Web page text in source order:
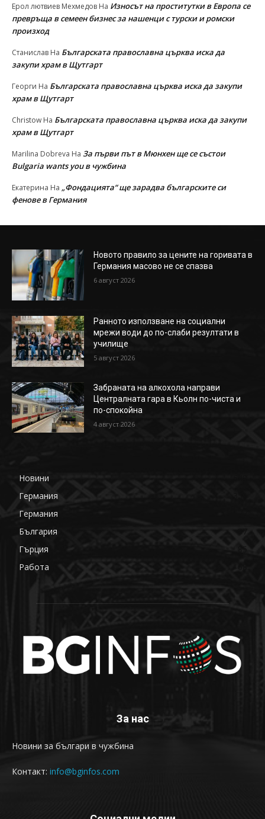
Ерол лютвиев Мехмедов На Износът на проститутки в Европа се
превръща в семеен бизнес за нашенци с турски и ромски
произход
Станислав На Българската православна църква иска да
закупи храм в Щутгарт
Георги На Българската православна църква иска да закупи
храм в Щутгарт
Christow На Българската православна църква иска да закупи
храм в Щутгарт
Marilina Dobreva На За първи път в Мюнхен ще се състои
Bulgaria wants you в чужбина
Екатерина На „Фондацията“ ще зарадва българските си
фенове в Германия
Новото правило за цените на горивата в
Германия масово не се спазва
6 август 2026
Ранното използване на социални
мрежи води до по-слаби резултати в
училище
5 август 2026
Забраната на алкохола направи
Централната гара в Кьолн по-чиста и
по-спокойна
4 август 2026
Новини
Германия
Германия
България
Гърция
Работа
За нас
Новини за българи в чужбина
Контакт: info@bginfos.com